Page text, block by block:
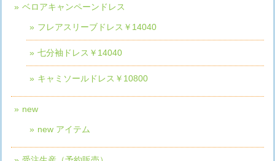
ベロアキャンペーンドレス
フレアスリーブドレス￥14040
七分袖ドレス￥14040
キャミソールドレス￥10800
new
new アイテム